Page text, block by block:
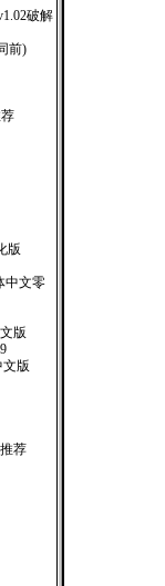
破解
前)
版
中文零
版
文版
荐